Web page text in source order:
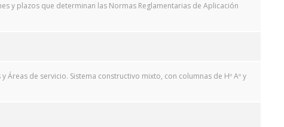
y plazos que determinan las Normas Reglamentarias de Aplicación
de servicio. Sistema constructivo mixto, con columnas de Hº Aº y